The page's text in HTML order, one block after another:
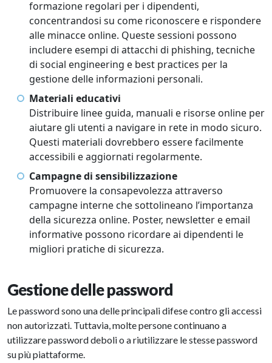
formazione regolari per i dipendenti,
concentrandosi su come riconoscere e rispondere
alle minacce online. Queste sessioni possono
includere esempi di attacchi di phishing, tecniche
di social engineering e best practices per la
gestione delle informazioni personali.
Materiali educativi
Distribuire linee guida, manuali e risorse online per
aiutare gli utenti a navigare in rete in modo sicuro.
Questi materiali dovrebbero essere facilmente
accessibili e aggiornati regolarmente.
Campagne di sensibilizzazione
Promuovere la consapevolezza attraverso
campagne interne che sottolineano l’importanza
della sicurezza online. Poster, newsletter e email
informative possono ricordare ai dipendenti le
migliori pratiche di sicurezza.
Gestione delle password
Le password sono una delle principali difese contro gli accessi
non autorizzati. Tuttavia, molte persone continuano a
utilizzare password deboli o a riutilizzare le stesse password
su più piattaforme.